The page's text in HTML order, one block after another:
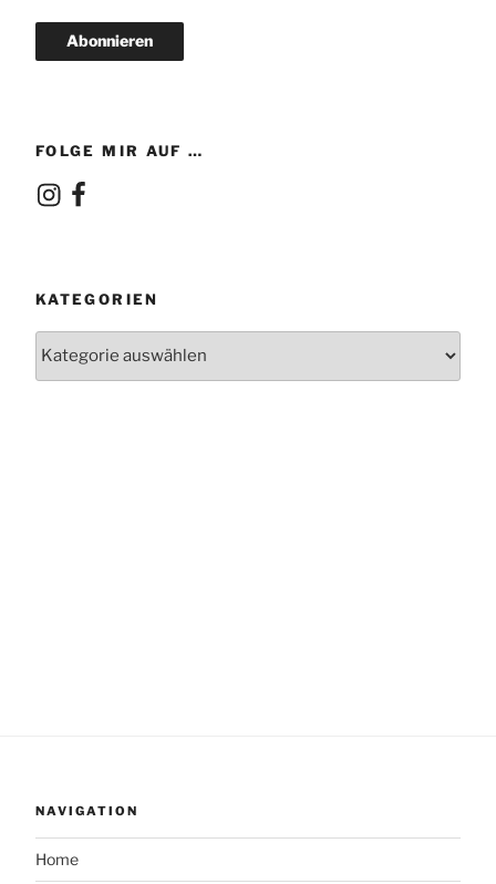
Abonnieren
FOLGE MIR AUF …
Instagram
Facebook
KATEGORIEN
NAVIGATION
Home